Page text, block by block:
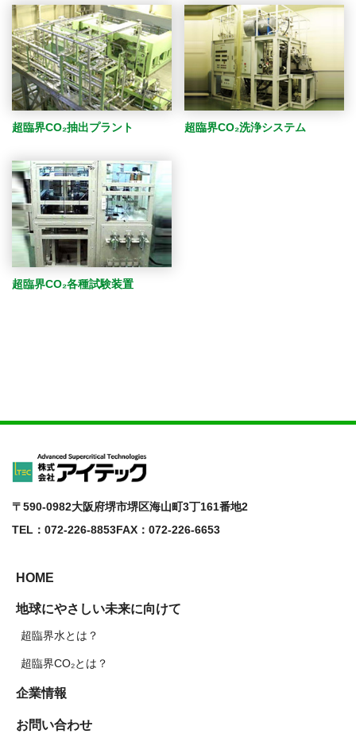
超臨界CO₂抽出プラント 超臨界CO₂洗浄システム
超臨界CO₂各種試験装置
〒590-0982大阪府堺市堺区海山町3丁161番地2
TEL：072-226-8853FAX：072-226-6653
HOME
地球にやさしい未来に向けて
超臨界水とは？
超臨界CO₂とは？
企業情報
お問い合わせ